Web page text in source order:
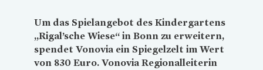
Um das Spielangebot des Kindergartens
„Rigal’sche Wiese“ in Bonn zu erweitern,
spendet Vonovia ein Spiegelzelt im Wert
von 830 Euro. Vonovia Regionalleiterin